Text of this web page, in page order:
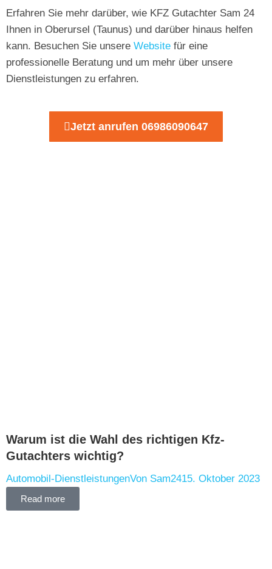
Erfahren Sie mehr darüber, wie KFZ Gutachter Sam 24
Ihnen in Oberursel (Taunus) und darüber hinaus helfen
kann. Besuchen Sie unsere Website für eine
professionelle Beratung und um mehr über unsere
Dienstleistungen zu erfahren.
Jetzt anrufen 06986090647
Warum ist die Wahl des richtigen Kfz-
Gutachters wichtig?
Automobil-DienstleistungenVon Sam2415. Oktober 2023
Read more